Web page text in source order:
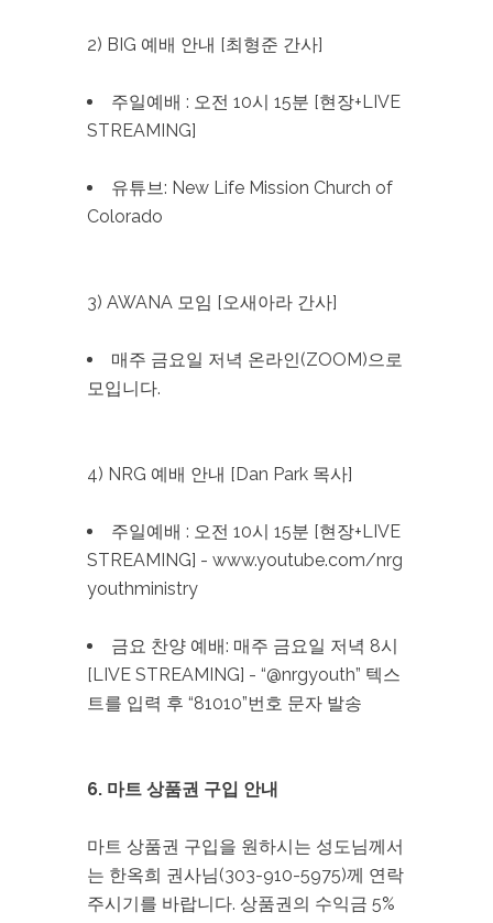
2) BIG 예배 안내 [최형준 간사]
주일예배 : 오전 10시 15분 [현장+LIVE
STREAMING]
유튜브: New Life Mission Church of
Colorado
3) AWANA 모임 [오새아라 간사]
매주 금요일 저녁 온라인(ZOOM)으로
모입니다.
4) NRG 예배 안내 [Dan Park 목사]
주일예배 : 오전 10시 15분 [현장+LIVE
STREAMING] - www.youtube.com/nrg
youthministry
금요 찬양 예배: 매주 금요일 저녁 8시
[LIVE STREAMING] - “@nrgyouth” 텍스
트를 입력 후 “81010”번호 문자 발송
6. 마트 상품권 구입 안내
마트 상품권 구입을 원하시는 성도님께서
는 한옥희 권사님(303-910-5975)께 연락
주시기를 바랍니다. 상품권의 수익금 5%